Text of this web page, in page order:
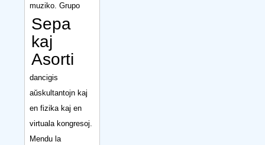
muziko. Grupo
Sepa
kaj
Asorti
dancigis
aŭskultantojn kaj
en fizika kaj en
virtuala kongresoj.
Mendu la